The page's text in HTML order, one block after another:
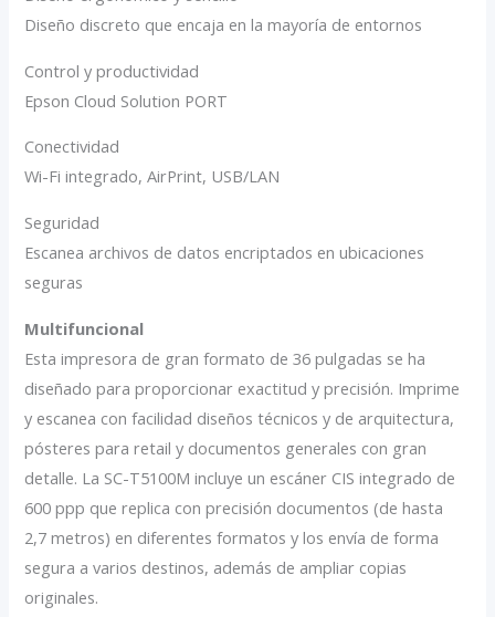
Diseño discreto que encaja en la mayoría de entornos
Control y productividad
Epson Cloud Solution PORT
Conectividad
Wi-Fi integrado, AirPrint, USB/LAN
Seguridad
Escanea archivos de datos encriptados en ubicaciones
seguras
Multifuncional
Esta impresora de gran formato de 36 pulgadas se ha
diseñado para proporcionar exactitud y precisión. Imprime
y escanea con facilidad diseños técnicos y de arquitectura,
pósteres para retail y documentos generales con gran
detalle. La SC-T5100M incluye un escáner CIS integrado de
600 ppp que replica con precisión documentos (de hasta
2,7 metros) en diferentes formatos y los envía de forma
segura a varios destinos, además de ampliar copias
originales.